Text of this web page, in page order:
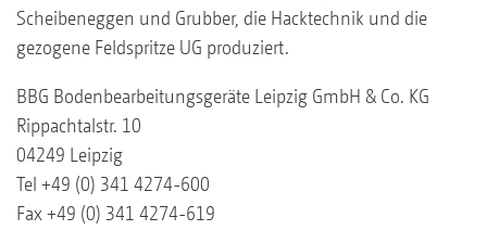
Scheibeneggen und Grubber, die Hacktechnik und die
gezogene Feldspritze UG produziert.
BBG Bodenbearbeitungsgeräte Leipzig GmbH & Co. KG
Rippachtalstr. 10
04249 Leipzig
Tel +49 (0) 341 4274-600
Fax +49 (0) 341 4274-619